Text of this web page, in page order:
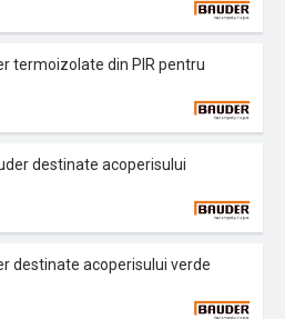
termoizolate din PIR pentru
destinate acoperisului
destinate acoperisului verde